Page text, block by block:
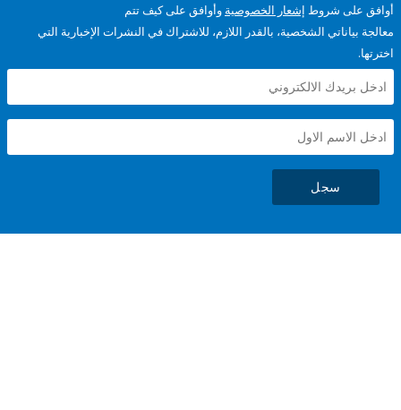
شروطإشعار الخصوصيةوأوافق على كيف تتم
الشخصية، بالقدر اللازم، للاشتراك في النشرات الإخبارية التي